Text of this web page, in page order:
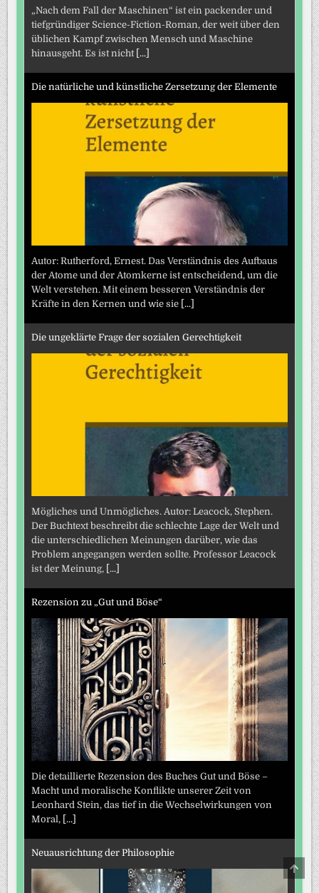
„Nach dem Fall der Maschinen“ ist ein packender und
tiefgründiger Science-Fiction-Roman, der weit über den
üblichen Kampf zwischen Mensch und Maschine
hinausgeht. Es ist nicht [...]
Die natürliche und künstliche Zersetzung der Elemente
Autor: Rutherford, Ernest. Das Verständnis des Aufbaus
der Atome und der Atomkerne ist entscheidend, um die
Welt verstehen. Mit einem besseren Verständnis der
Kräfte in den Kernen und wie sie [...]
Die ungeklärte Frage der sozialen Gerechtigkeit
Mögliches und Unmögliches. Autor: Leacock, Stephen.
Der Buchtext beschreibt die schlechte Lage der Welt und
die unterschiedlichen Meinungen darüber, wie das
Problem angegangen werden sollte. Professor Leacock
ist der Meinung, [...]
Rezension zu „Gut und Böse“
Die detaillierte Rezension des Buches Gut und Böse –
Macht und moralische Konflikte unserer Zeit von
Leonhard Stein, das tief in die Wechselwirkungen von
Moral, [...]
Neuausrichtung der Philosophie
TO
TOP